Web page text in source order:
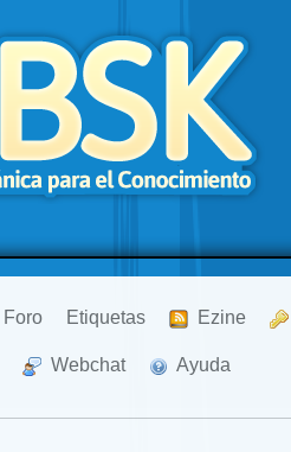
Foro Etiquetas Ezine
Webchat Ayuda